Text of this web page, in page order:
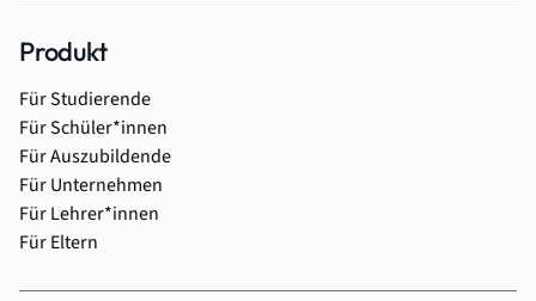
Produkt
Für Studierende
Für Schüler*innen
Für Auszubildende
Für Unternehmen
Für Lehrer*innen
Für Eltern